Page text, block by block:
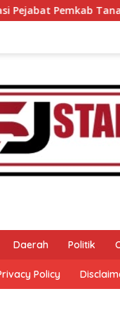
Tegaskan
Daerah Politik
Policy